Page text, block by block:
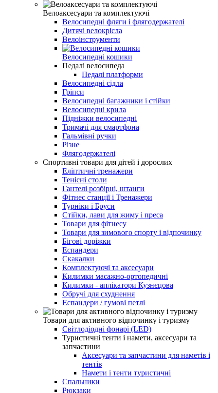
Велоаксесуари та комплектуючі
Велосипедні фляги і флягодержателі
Дитячі велокрісла
Велоінструменти
Велосипедні кошики
Педалі велосипеда
Педалі платформи
Велосипедні сідла
Гріпси
Велосипедні багажники і стійки
Велосипедні крила
Підніжки велосипедні
Тримачі для смартфона
Гальмівні ручки
Різне
Флягодержателі
Спортивні товари для дітей і дорослих
Еліптичні тренажери
Тенісні столи
Гантелі розбірні, штанги
Фітнес станції і Тренажери
Турніки і Бруси
Стійки, лави для жиму і преса
Товари для фітнесу
Товари для зимового спорту і відпочинку
Бігові доріжки
Еспандери
Скакалки
Комплектуючі та аксесуари
Килимки масажно-ортопедичні
Килимки - аплікатори Кузнєцова
Обручі для схуднення
Еспандери / гумові петлі
Товари для активного відпочинку і туризму
Світлодіодні фонарі (LED)
Туристичні тенти і намети, аксесуари та
запчастини
Аксесуари та запчастини для наметів і
тентів
Намети і тенти туристичні
Спальники
Рюкзаки